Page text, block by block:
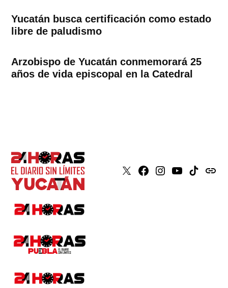
Yucatán busca certificación como estado
libre de paludismo
Arzobispo de Yucatán conmemorará 25
años de vida episcopal en la Catedral
X Faceboook
Instagram
YoutubeTiktokissuu